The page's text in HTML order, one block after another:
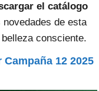
el catálogo
de esta
consciente.
12 2025